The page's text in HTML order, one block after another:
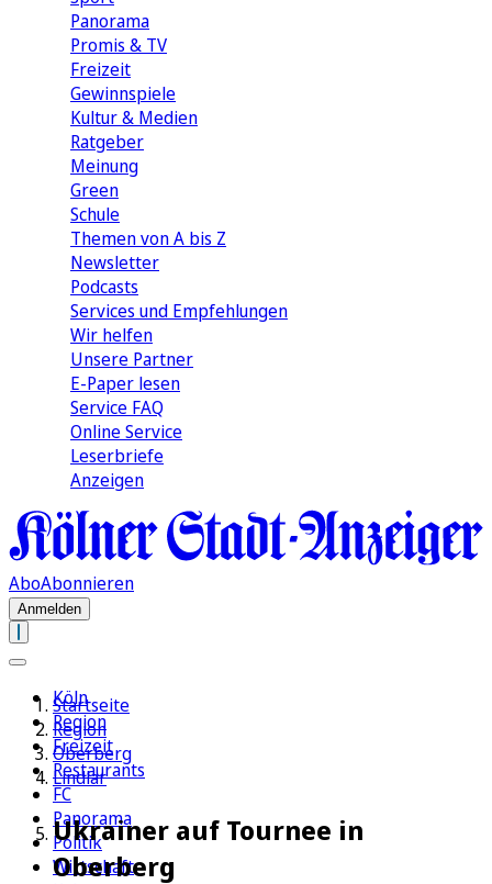
Panorama
Promis & TV
Freizeit
Gewinnspiele
Kultur & Medien
Ratgeber
Meinung
Green
Schule
Themen von A bis Z
Newsletter
Podcasts
Services und Empfehlungen
Wir helfen
Unsere Partner
E-Paper lesen
Service FAQ
Online Service
Leserbriefe
Anzeigen
AboAbonnieren
Anmelden
Köln
Region
Freizeit
Restaurants
FC
Panorama
Politik
Wirtschaft
Startseite
Region
Oberberg
Lindlar
Ukrainer auf Tournee in
Oberberg